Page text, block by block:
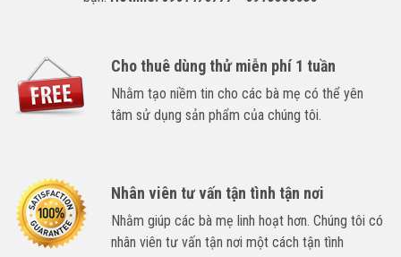
Cho thuê dùng thử miễn phí 1 tuần
Nhằm tạo niềm tin cho các bà mẹ có thể yên
tâm sử dụng sản phẩm của chúng tôi.
Nhân viên tư vấn tận tình tận nơi
Nhằm giúp các bà mẹ linh hoạt hơn. Chúng tôi có
nhân viên tư vấn tận nơi một cách tận tình